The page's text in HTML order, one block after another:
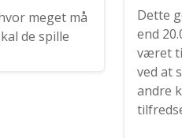
meget må
de spille
Dette
end
været
ved at
andre